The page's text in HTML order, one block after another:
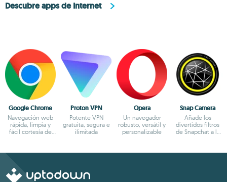
Descubre apps de Internet
Google Chrome
Navegación web
rápida, limpia y
fácil cortesía de
Proton VPN
Potente VPN
gratuita, segura e
ilimitada
Opera
Un navegador
robusto, versátil y
personalizable
Snap Camera
Añade los
divertidos filtros
de Snapchat a la